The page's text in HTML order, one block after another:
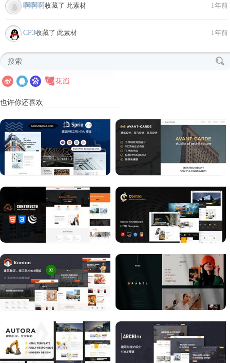
啊啊啊 收藏了 此素材 1年前
CP3收藏了 此素材 1年前
也许你还喜欢